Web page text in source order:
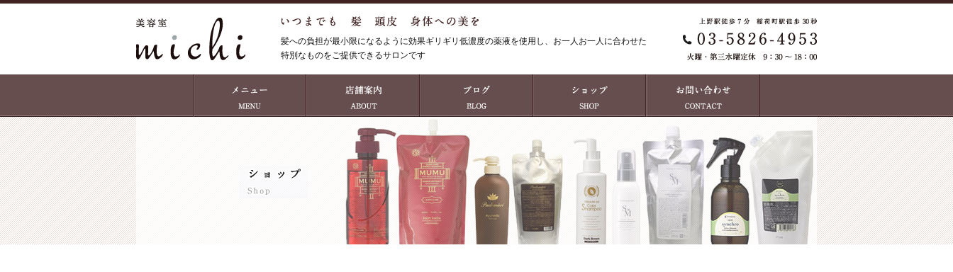
髪への負担が最小限になるように効果ギリギリ低濃度の薬液を使用し、お一人お一人に合わせた
特別なものをご提供できるサロンです